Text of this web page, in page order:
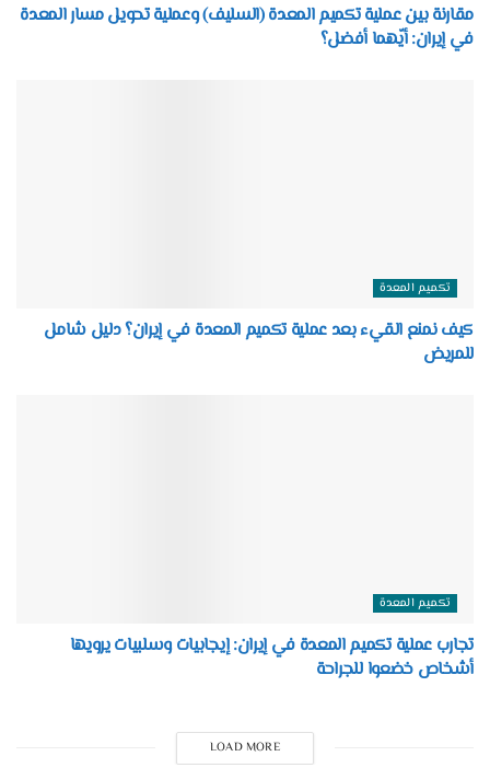
مقارنة بين عملية تكميم المعدة (السليف) وعملية تحويل مسار المعدة
في إيران: أيّهما أفضل؟
تكميم المعدة
كيف نمنع القيء بعد عملية تكميم المعدة في إيران؟ دليل شامل
للمريض
تكميم المعدة
تجارب عملية تكميم المعدة في إيران: إيجابيات وسلبيات يرويها
أشخاص خضعوا للجراحة
LOAD MORE